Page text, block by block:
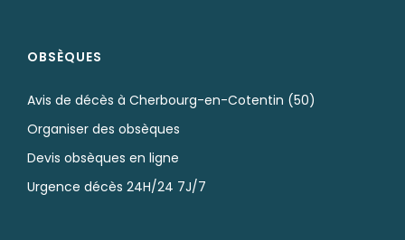
OBSÈQUES
Avis de décès à Cherbourg-en-Cotentin (50)
Organiser des obsèques
Devis obsèques en ligne
Urgence décès 24H/24 7J/7